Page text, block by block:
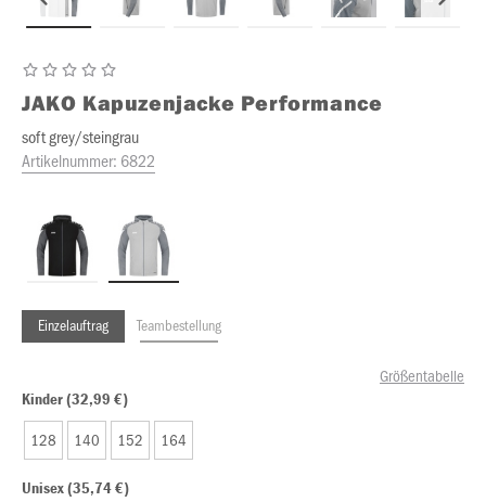
JAKO Kapuzenjacke Performance
soft grey/steingrau
Artikelnummer: 6822
Einzelauftrag Teambestellung
Größentabelle
Kinder (32,99 €)
128 140 152 164
Unisex (35,74 €)